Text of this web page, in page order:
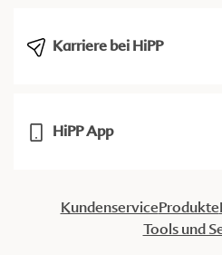
Karriere bei HiPP
HiPP App
KundenserviceProdukte
Tools und